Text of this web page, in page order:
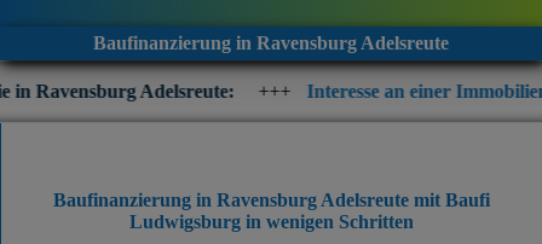
Baufinanzierung in Ravensburg Adelsreute
Adelsreute: +++ Interesse an einer
Baufinanzierung in Ravensburg Adelsreute mit Baufi
Ludwigsburgin wenigen Schritten